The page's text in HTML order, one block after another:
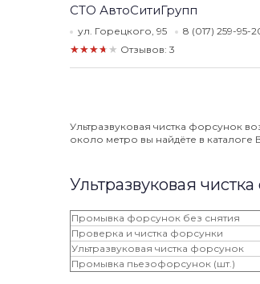
СТО АвтоСитиГрупп
ул. Горецкого, 95 8 (017) 259-95-
★★★★★ Отзывов: 3
Ультразвуковая чистка форсунок
около метро вы найдёте в каталоге
Ультразвуковая
Промывка форсунок без снятия
Проверка и чистка форсунки
Ультразвуковая чистка форсунок
Промывка пьезофорсунок (шт.)